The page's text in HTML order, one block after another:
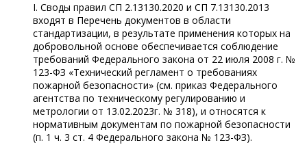
I. Своды правил СП 2.13130.2020 и СП 7.13130.2013
входят в Перечень документов в области
стандартизации, в результате применения которых на
добровольной основе обеспечивается соблюдение
требований Федерального закона от 22 июля 2008 г. №
123-ФЗ «Технический регламент о требованиях
пожарной безопасности» (см. приказ Федерального
агентства по техническому регулированию и
метрологии от 13.02.2023г. № 318), и относятся к
нормативным документам по пожарной безопасности
(п. 1 ч. 3 ст. 4 Федерального закона № 123-ФЗ).